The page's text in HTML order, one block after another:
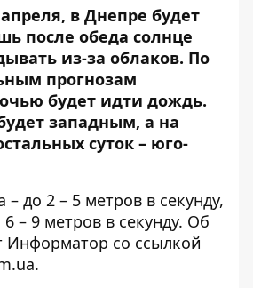
в Днепре будет
после обеда солнце
из-за облаков. По
прогнозам
будет идти дождь.
западным, а на
суток – юго-
– до 2 – 5 метров в секунду,
– 9 метров в секунду. Об
Информатор со ссылкой
.